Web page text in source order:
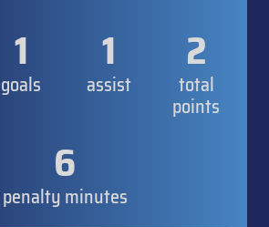
1
goals
1
assist
2
total
points
6
penalty minutes